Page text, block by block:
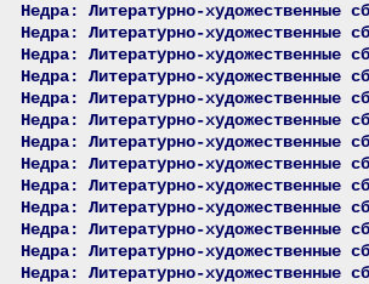
Недра: Литературно-
Недра: Литературно-
Недра: Литературно-
Недра: Литературно-
Недра: Литературно-
Недра: Литературно-
Недра: Литературно-
Недра: Литературно-
Недра: Литературно-
Недра: Литературно-
Недра: Литературно-
Недра: Литературно-
Недра: Литературно-